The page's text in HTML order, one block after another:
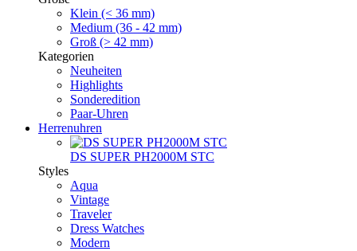
Klein (< 36 mm)
Medium (36 - 42 mm)
Groß (> 42 mm)
Kategorien
Neuheiten
Highlights
Sonderedition
Paar-Uhren
Herrenuhren
DS SUPER PH2000M STC
Styles
Aqua
Vintage
Traveler
Dress Watches
Modern